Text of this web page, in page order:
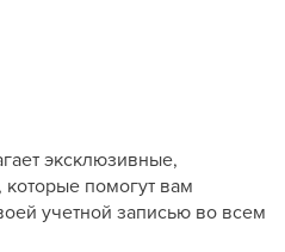
эксклюзивные,
помогут вам
учетной записью во всем